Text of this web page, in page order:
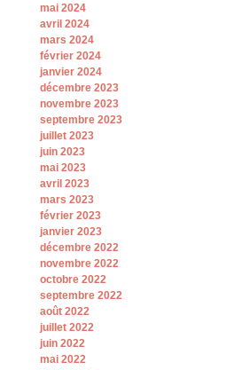
mai 2024
avril 2024
mars 2024
février 2024
janvier 2024
décembre 2023
novembre 2023
septembre 2023
juillet 2023
juin 2023
mai 2023
avril 2023
mars 2023
février 2023
janvier 2023
décembre 2022
novembre 2022
octobre 2022
septembre 2022
août 2022
juillet 2022
juin 2022
mai 2022